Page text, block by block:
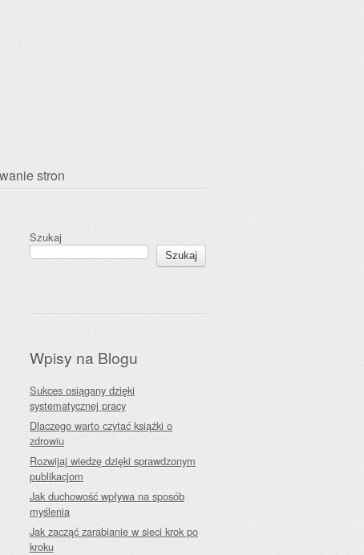
stron
Szukaj
Szukaj
Wpisy na Blogu
Sukces osiągany dzięki
systematycznej pracy
Dlaczego warto czytać książki o
zdrowiu
Rozwijaj wiedzę dzięki sprawdzonym
publikacjom
Jak duchowość wpływa na sposób
myślenia
Jak zacząć zarabianie w sieci krok po
kroku